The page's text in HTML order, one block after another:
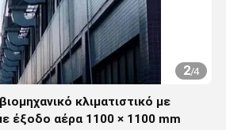
2/4
κλιματιστικό με
έξοδο αέρα 1100 × 1100 mm